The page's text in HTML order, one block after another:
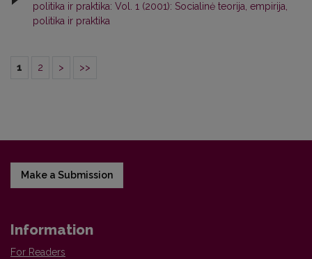
politika ir praktika: Vol. 1 (2001): Socialinė teorija, empirija,
politika ir praktika
1 2 > >>
Make a Submission
Information
For Readers